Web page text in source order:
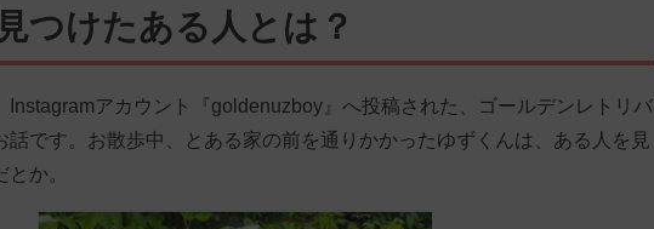
つけたある人とは？
Instagramアカウント『goldenuzboy』へ投稿された、ゴールデンレトリバ
話です。お散歩中、とある家の前を通りかかったゆずくんは、ある人を見
か。